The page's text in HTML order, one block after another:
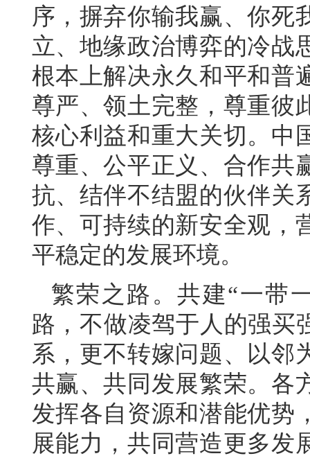
序，摒弃你输我赢、你死
立、地缘政治博弈的冷战
根本上解决永久和平和普
尊严、领土完整，尊重彼
核心利益和重大关切。中
尊重、公平正义、合作共
抗、结伴不结盟的伙伴关
作、可持续的新安全观，
平稳定的发展环境。
繁荣之路。共建“一带
路，不做凌驾于人的强买
系，更不转嫁问题、以邻
共赢、共同发展繁荣。各
发挥各自资源和潜能优势
展能力，共同营造更多发